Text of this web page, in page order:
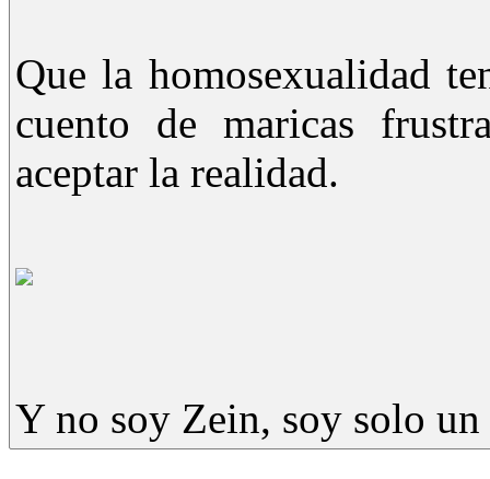
Que la homosexualidad
cuento de maricas
aceptar la realidad.
Y no soy Zein, soy solo